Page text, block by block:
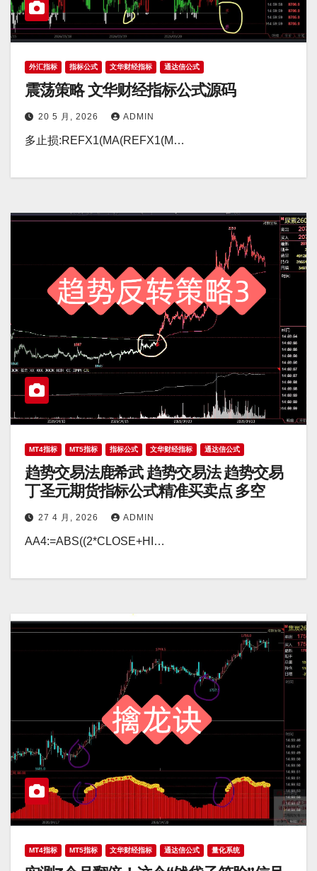
外汇指标 指标公式 文华财经指标 通达信公式
震荡策略 文华财经指标公式源码
20 5 月, 2026 ADMIN
多止损:REFX1(MA(REFX1(M…
MT4指标 MT5指标 指标公式 文华财经指标 通达信公式
趋势交易法鹿希武 趋势交易法 趋势交易
丁圣元期货指标公式精准买卖点 多空
27 4 月, 2026 ADMIN
AA4:=ABS((2*CLOSE+HI…
MT4指标 MT5指标 文华财经指标 通达信公式 量化系统